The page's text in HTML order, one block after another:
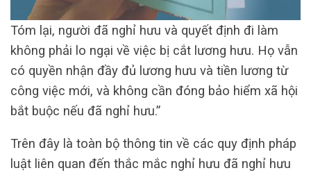
Tóm lại, người đã nghỉ hưu và quyết định đi làm
không phải lo ngại về việc bị cắt lương hưu. Họ vẫn
có quyền nhận đầy đủ lương hưu và tiền lương từ
công việc mới, và không cần đóng bảo hiểm xã hội
bắt buộc nếu đã nghỉ hưu.”
Trên đây là toàn bộ thông tin về các quy định pháp
luật liên quan đến thắc mắc nghỉ hưu đã nghỉ hưu